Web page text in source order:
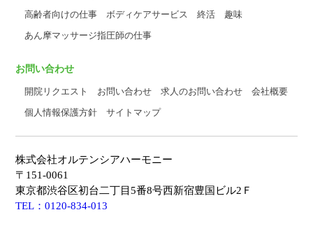
高齢者向けの仕事
ボディケアサービス 終活
趣味
あん摩マッサージ指圧師の仕事
お問い合わせ
開院リクエスト お問い合わせ 求人のお問い合わせ
会社概要
個人情報保護方針
サイトマップ
株式会社オルテンシアハーモニー
〒151-0061
東京都渋谷区初台二丁目5番8号西新宿豊国ビル2Ｆ
TEL：0120-834-013